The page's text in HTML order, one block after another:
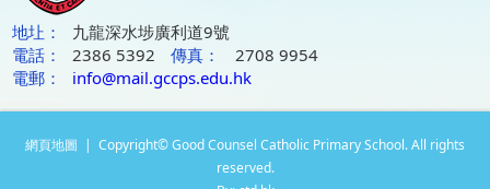
地圵：
九龍深水埗廣利道9號
電話：
2386 5392 傳真：
2708 9954
電郵：
info@mail.gccps.edu.hk
網頁地圖 | Copyright© Good Counsel Catholic Primary School. All rights
reserved.